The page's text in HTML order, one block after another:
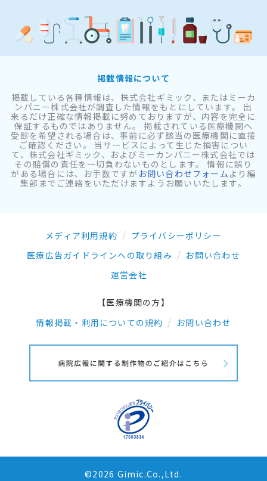
掲載情報について
掲載している各種情報は、株式会社ギミック、またはミーカ
ンパニー株式会社が調査した情報をもとにしています。 出
来るだけ正確な情報掲載に努めておりますが、内容を完全に
保証するものではありません。 掲載されている医療機関へ
受診を希望される場合は、事前に必ず該当の医療機関に直接
ご確認ください。 当サービスによって生じた損害につい
て、株式会社ギミック、およびミーカンパニー株式会社では
その賠償の責任を一切負わないものとします。 情報に誤り
がある場合には、お手数ですが お問い合わせフォーム より編
集部までご連絡をいただけますようお願いいたします。
メディア利用規約
プライバシーポリシー
医療広告ガイドラインへの取り組み
お問い合わせ
運営会社
【医療機関の方】
情報掲載・利用についての規約
お問い合わせ
©2026 Gimic.Co.,Ltd.